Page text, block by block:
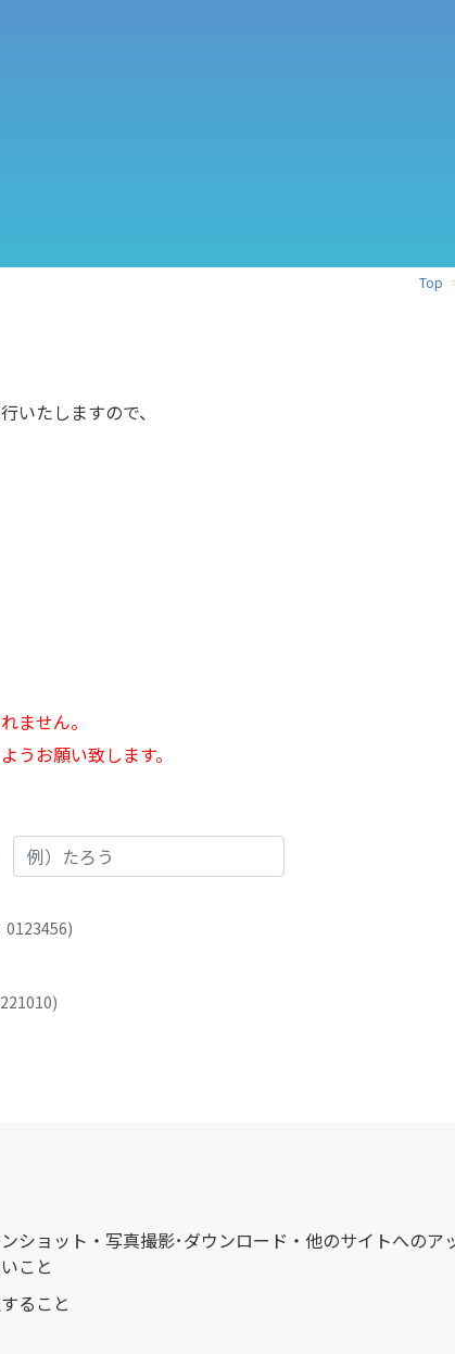
Top
いたしますので、
ません。
うお願い致します。
0123456)
ショット・写真撮影･ダウンロード・他のサイトへのア
こと
ること